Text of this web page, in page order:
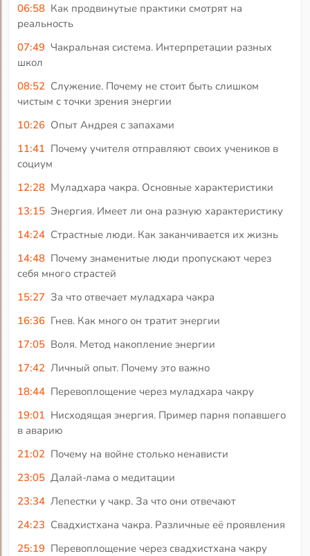
06:58 Как продвинутые практики смотрят на
реальность
07:49 Чакральная система. Интерпретации разных
школ
08:52 Служение. Почему не стоит быть слишком
чистым с точки зрения энергии
10:26 Опыт Андрея с запахами
11:41 Почему учителя отправляют своих учеников в
социум
12:28 Муладхара чакра. Основные характеристики
13:15 Энергия. Имеет ли она разную характеристику
14:24 Страстные люди. Как заканчивается их жизнь
14:48 Почему знаменитые люди пропускают через
себя много страстей
15:27 За что отвечает муладхара чакра
16:36 Гнев. Как много он тратит энергии
17:05 Воля. Метод накопление энергии
17:42 Личный опыт. Почему это важно
18:44 Перевоплощение через муладхара чакру
19:01 Нисходящая энергия. Пример парня попавшего
в аварию
21:02 Почему на войне столько ненависти
23:05 Далай-лама о медитации
23:34 Лепестки у чакр. За что они отвечают
24:23 Свадхистхана чакра. Различные её проявления
25:19 Перевоплощение через свадхистхана чакру